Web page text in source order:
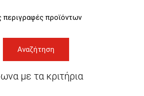
περιγραφές προϊόντων
με τα κριτήρια